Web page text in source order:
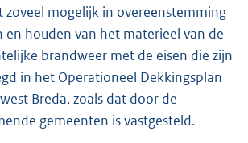
zoveel mogelijk in overeenstemming
en houden van het materieel van de
brandweer met de eisen die zijn
in het Operationeel Dekkingsplan
Breda, zoals dat door de
gemeenten is vastgesteld.